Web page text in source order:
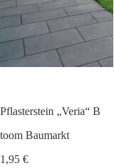
Pflasterstein „Veria“ B
toom Baumarkt
1,95 €